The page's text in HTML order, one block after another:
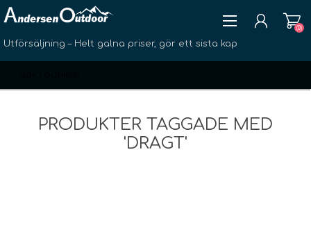
Utförsäljning – Helt galna priser, gör ett sista kap
(0)
PRODUKTER TAGGADE MED
'DRAGT'